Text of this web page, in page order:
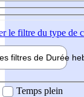
le filtre du type de
filtres de Durée
Temps plein